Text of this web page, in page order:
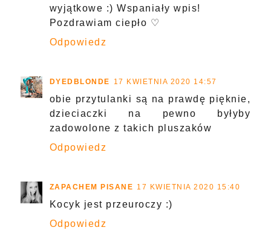
wyjątkowe :) Wspaniały wpis!
Pozdrawiam ciepło ♡
Odpowiedz
DYEDBLONDE 17 KWIETNIA 2020 14:57
obie przytulanki są na prawdę pięknie,
dzieciaczki na pewno byłyby
zadowolone z takich pluszaków
Odpowiedz
ZAPACHEM PISANE 17 KWIETNIA 2020 15:40
Kocyk jest przeuroczy :)
Odpowiedz